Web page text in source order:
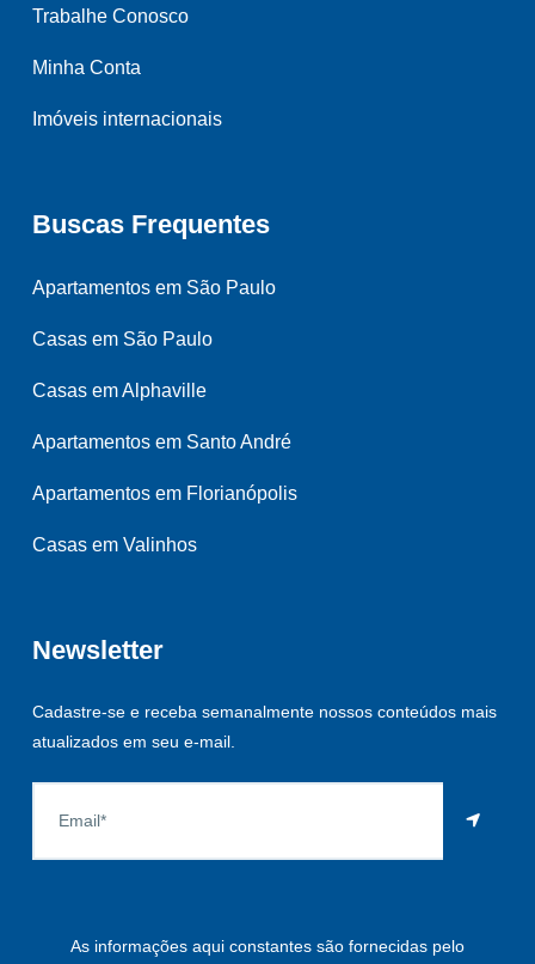
Trabalhe Conosco
Minha Conta
Imóveis internacionais
Buscas Frequentes
Apartamentos em São Paulo
Casas em São Paulo
Casas em Alphaville
Apartamentos em Santo André
Apartamentos em Florianópolis
Casas em Valinhos
Newsletter
Cadastre-se e receba semanalmente nossos conteúdos mais
atualizados em seu e-mail.
As informações aqui constantes são fornecidas pelo